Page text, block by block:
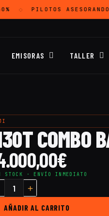
PILOTOS
EMISORAS TALLER
COMBO
€
STOCK · ENVÍO INMEDIATO
AÑADIR AL CARRITO